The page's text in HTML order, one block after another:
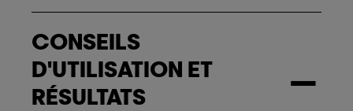
CONSEILS
D'UTILISATION ET
RÉSULTATS
−